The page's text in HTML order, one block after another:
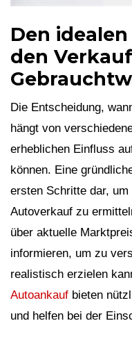
Den
den
Die Entscheidung,
hängt von
erheblichen Einfluss
können. Eine
ersten Schritte dar,
Autoverkauf zu
über aktuelle
informieren, um zu
realistisch erzielen
Autoankauf bieten
und helfen bei der